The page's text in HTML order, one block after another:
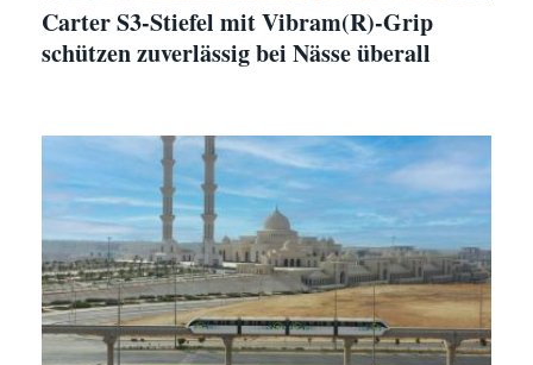
Carter S3-Stiefel mit Vibram(R)-Grip
schützen zuverlässig bei Nässe überall